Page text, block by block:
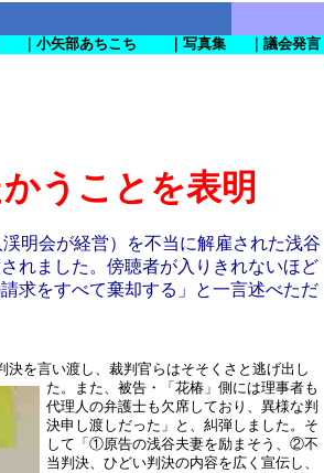
｜小矢部あちこち ｜写真集 ｜議会発言
うことを表明
明会が経営）を不当に解雇された浅谷
れました。傍聴者が入りきれないほど
求をすべて棄却する」と一言述べただ
を言い渡し、裁判官らはそそくさと逃げ出し
た。また、被告・「花椿」側には理事者も
代理人の弁護士も欠席しており、異様な判
決申し渡しだった」と、糾弾しました。そ
して「①原告の浅谷夫妻を励まそう、②不
当判決、ひどい判決の内容を広く宣伝し、